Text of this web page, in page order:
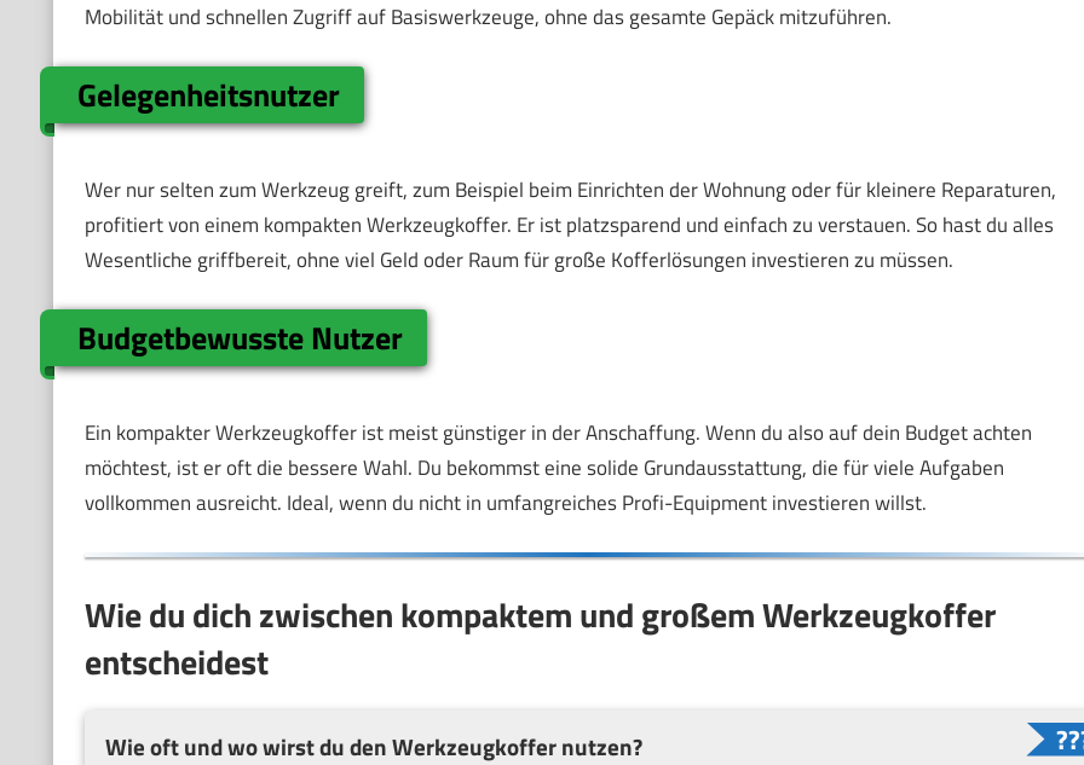
Mobilität und schnellen Zugriff auf Basiswerkzeuge, ohne das gesamte Gepäck mitzuführen.
Gelegenheitsnutzer
Wer nur selten zum Werkzeug greift, zum Beispiel beim Einrichten der Wohnung oder für kleinere Reparaturen,
profitiert von einem kompakten Werkzeugkoffer. Er ist platzsparend und einfach zu verstauen. So hast du alles
Wesentliche griffbereit, ohne viel Geld oder Raum für große Kofferlösungen investieren zu müssen.
Budgetbewusste Nutzer
Ein kompakter Werkzeugkoffer ist meist günstiger in der Anschaffung. Wenn du also auf dein Budget achten
möchtest, ist er oft die bessere Wahl. Du bekommst eine solide Grundausstattung, die für viele Aufgaben
vollkommen ausreicht. Ideal, wenn du nicht in umfangreiches Profi-Equipment investieren willst.
Wie du dich zwischen kompaktem und großem Werkzeugkoffer
entscheidest
Wie oft und wo wirst du den Werkzeugkoffer nutzen?